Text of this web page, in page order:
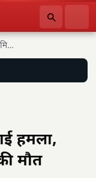
रूस का कीव पर भीषण हवाई हमला, मिसाइल-ड्रोन…
हमला,
मौत